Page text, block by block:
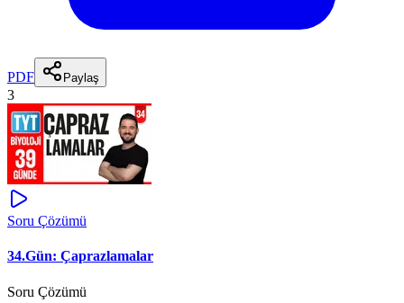
PDF Paylaş
3
Soru Çözümü
34.Gün: Çaprazlamalar
Soru Çözümü